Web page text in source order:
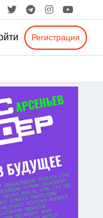
Регистрация